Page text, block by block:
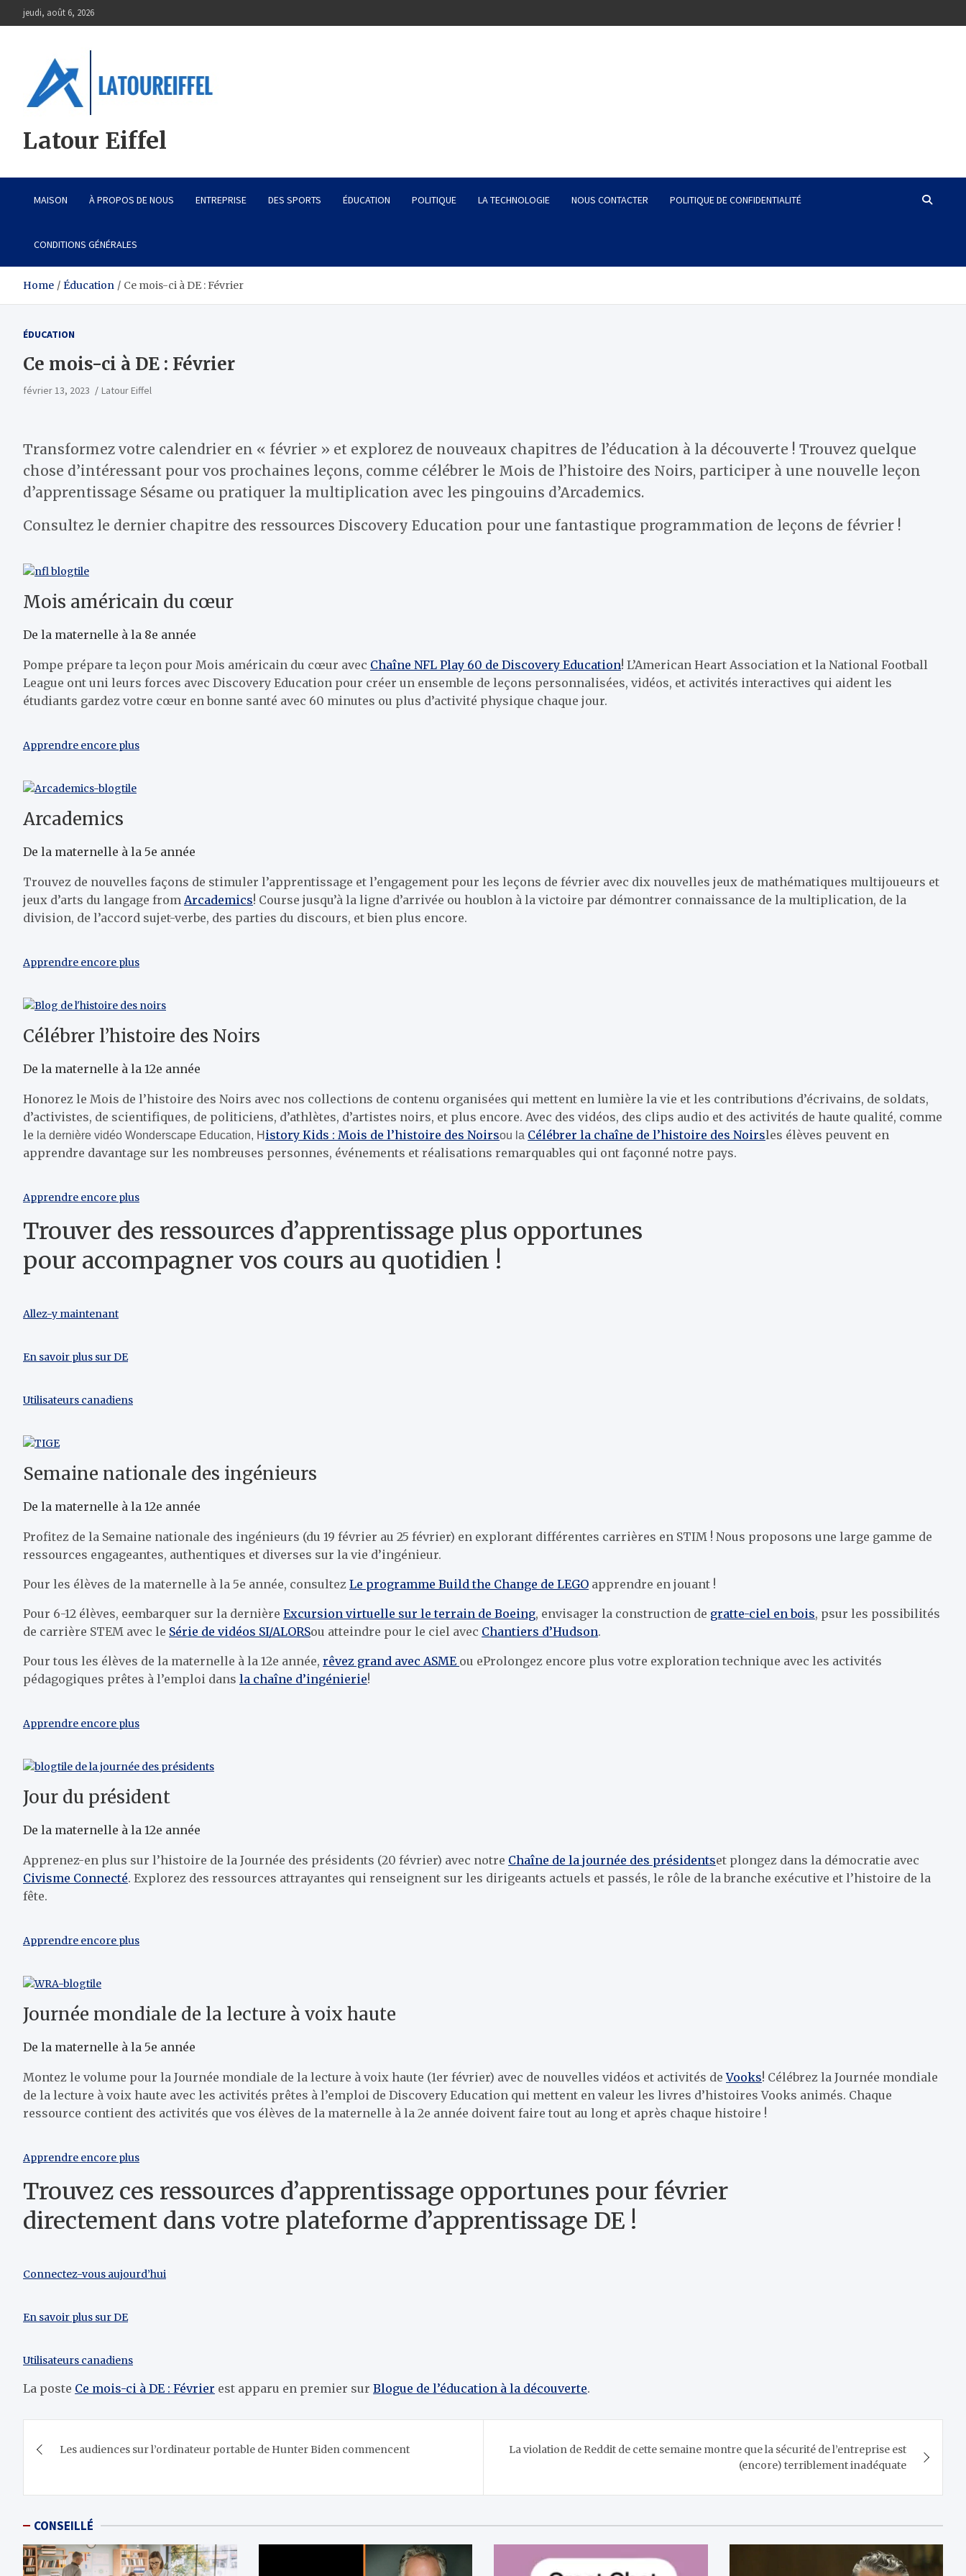
to
jeudi, août 6, 2026
Latour Eiffel
MAISON À PROPOS DE NOUS ENTREPRISE DES SPORTS ÉDUCATION POLITIQUE LA TECHNOLOGIE NOUS CONTACTER POLITIQUE DE CONFIDENTIALITÉ
CONDITIONS GÉNÉRALES
Home Éducation Ce mois-ci à DE : Février
ÉDUCATION
Ce mois-ci à DE : Février
février 13, 2023 Latour Eiffel
Transformez votre calendrier en « février » et explorez de nouveaux chapitres de l’éducation à la découverte ! Trouvez quelque
chose d’intéressant pour vos prochaines leçons, comme célébrer le Mois de l’histoire des Noirs, participer à une nouvelle leçon
d’apprentissage Sésame ou pratiquer la multiplication avec les pingouins d’Arcademics.
Consultez le dernier chapitre des ressources Discovery Education pour une fantastique programmation de leçons de février !
Mois américain du cœur
De la maternelle à la 8e année
Pompe prépare ta leçon pour Mois américain du cœur avec Chaîne NFL Play 60 de Discovery Education! L’American Heart Association et la National Football
League ont uni leurs forces avec Discovery Education pour créer un ensemble de leçons personnalisées, vidéos, et activités interactives qui aident les
étudiants gardez votre cœur en bonne santé avec 60 minutes ou plus d’activité physique chaque jour.
Apprendre encore plus
Arcademics
De la maternelle à la 5e année
Trouvez de nouvelles façons de stimuler l’apprentissage et l’engagement pour les leçons de février avec dix nouvelles jeux de mathématiques multijoueurs et
jeux d’arts du langage from Arcademics! Course jusqu’à la ligne d’arrivée ou houblon à la victoire par démontrer connaissance de la multiplication, de la
division, de l’accord sujet-verbe, des parties du discours, et bien plus encore.
Apprendre encore plus
Célébrer l’histoire des Noirs
De la maternelle à la 12e année
Honorez le Mois de l’histoire des Noirs avec nos collections de contenu organisées qui mettent en lumière la vie et les contributions d’écrivains, de soldats,
d’activistes, de scientifiques, de politiciens, d’athlètes, d’artistes noirs, et plus encore. Avec des vidéos, des clips audio et des activités de haute qualité, comme
le la dernière vidéo Wonderscape Education, H istory Kids : Mois de l’histoire des Noirsou la Célébrer la chaîne de l’histoire des Noirsles élèves peuvent en
apprendre davantage sur les nombreuses personnes, événements et réalisations remarquables qui ont façonné notre pays.
Apprendre encore plus
Trouver des ressources d’apprentissage plus opportunes
pour accompagner vos cours au quotidien !
Allez-y maintenant
En savoir plus sur DE
Utilisateurs canadiens
Semaine nationale des ingénieurs
De la maternelle à la 12e année
Profitez de la Semaine nationale des ingénieurs (du 19 février au 25 février) en explorant différentes carrières en STIM ! Nous proposons une large gamme de
ressources engageantes, authentiques et diverses sur la vie d’ingénieur.
Pour les élèves de la maternelle à la 5e année, consultez Le programme Build the Change de LEGO apprendre en jouant !
Pour 6-12 élèves, eembarquer sur la dernière Excursion virtuelle sur le terrain de Boeing, envisager la construction de gratte-ciel en bois, psur les possibilités
de carrière STEM avec le Série de vidéos SI/ALORSou atteindre pour le ciel avec Chantiers d’Hudson.
Pour tous les élèves de la maternelle à la 12e année, rêvez grand avec ASME ou eProlongez encore plus votre exploration technique avec les activités
pédagogiques prêtes à l’emploi dans la chaîne d’ingénierie!
Apprendre encore plus
Jour du président
De la maternelle à la 12e année
Apprenez-en plus sur l’histoire de la Journée des présidents (20 février) avec notre Chaîne de la journée des présidentset plongez dans la démocratie avec
Civisme Connecté. Explorez des ressources attrayantes qui renseignent sur les dirigeants actuels et passés, le rôle de la branche exécutive et l’histoire de la
fête.
Apprendre encore plus
Journée mondiale de la lecture à voix haute
De la maternelle à la 5e année
Montez le volume pour la Journée mondiale de la lecture à voix haute (1er février) avec de nouvelles vidéos et activités deVooks! Célébrez la Journée mondiale
de la lecture à voix haute avec les activités prêtes à l’emploi de Discovery Education qui mettent en valeur les livres d’histoires Vooks animés. Chaque
ressource contient des activités que vos élèves de la maternelle à la 2e année doivent faire tout au long et après chaque histoire !
Apprendre encore plus
Trouvez ces ressources d’apprentissage opportunes pour février
directement dans votre plateforme d’apprentissage DE !
Connectez-vous aujourd’hui
En savoir plus sur DE
Utilisateurs canadiens
La poste Ce mois-ci à DE : Février est apparu en premier sur Blogue de l’éducation à la découverte.
de
l’article
Les audiences sur l’ordinateur portable de Hunter Biden commencent
La violation de Reddit de cette semaine montre que la sécurité de l’entreprise est
(encore) terriblement inadéquate
CONSEILLÉ